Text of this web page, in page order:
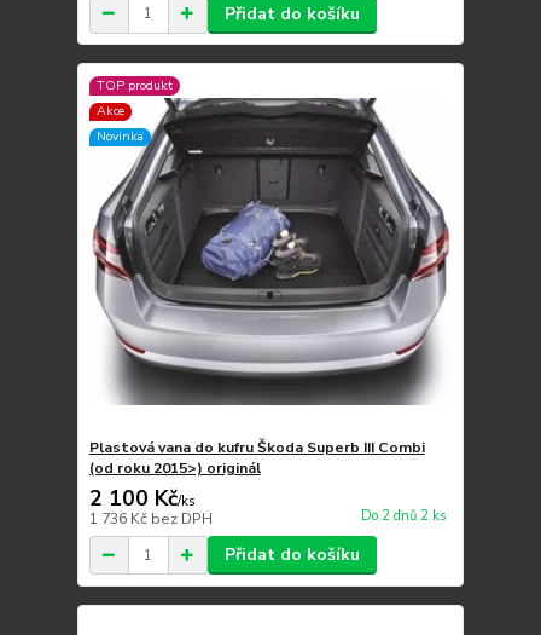
Přidat do košíku
TOP produkt
Akce
Novinka
Plastová vana do kufru Škoda Superb III Combi
(od roku 2015>) originál
2 100 Kč/ks
1 736 Kč bez DPH Do 2 dnů 2 ks
Přidat do košíku